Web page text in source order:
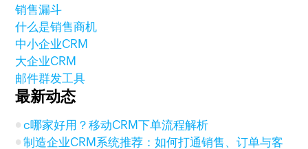
销售漏斗
什么是销售商机
中小企业CRM
大企业CRM
邮件群发工具
最新动态
c哪家好用？移动CRM下单流程解析
制造企业CRM系统推荐：如何打通销售、订单与客